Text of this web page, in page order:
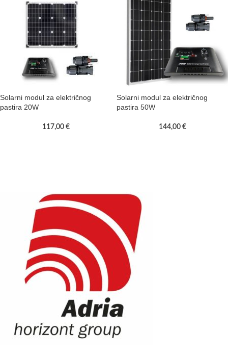
Solarni modul za električnog
pastira 20W
117,00 €
Solarni modul za električnog
pastira 50W
144,00 €